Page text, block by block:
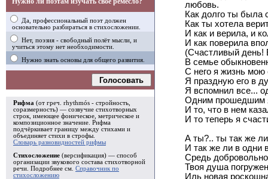
Да, профессиональный поэт должен
основательно разбираться в стихосложении.
Нет, поэзия - свободный полёт мысли, и
учиться этому нет необходимости.
Нужно знать основы для общего развития.
Голосовать
Рифма (от греч. rhythmós - стройность,
соразмерность) — созвучие стихотворных
строк, имеющее фоническое, метрическое и
композиционное значение. Рифма
подчёркивает границу между стихами и
объединяет стихи в строфы
Словарь разновидностей рифмы
Стихосложение (версификация) — способ
организации звукового состава стихотворной
речи. Подробнее см. Справочник по
стихосложению
любовь.
Как долго ты была
Как ты хотела
И как и верила, и
И как поверила
(Счастливый день!
В семье
С него я жизнь мою
Я праздную его в
Я вспомнил все...
Одним прошедшим
И то, что в нем
И то теперь я
А ты?.. ты так же
И так же ли в одни
Средь
Твоя душа
Иль новая